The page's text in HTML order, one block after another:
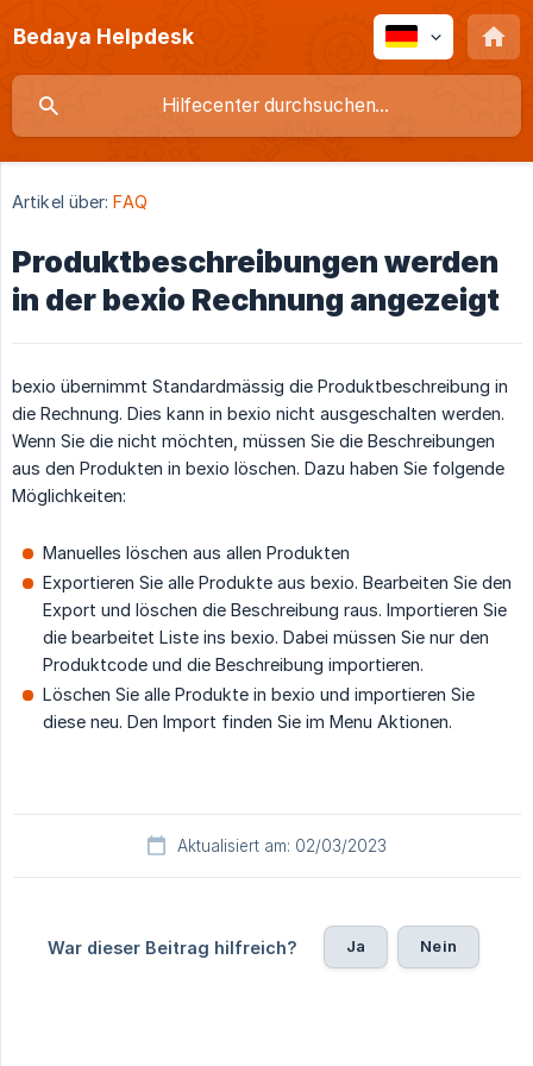
Bedaya Helpdesk
Artikel über: FAQ
Produktbeschreibungen werden
in der bexio Rechnung angezeigt
bexio übernimmt Standardmässig die Produktbeschreibung in
die Rechnung. Dies kann in bexio nicht ausgeschalten werden.
Wenn Sie die nicht möchten, müssen Sie die Beschreibungen
aus den Produkten in bexio löschen. Dazu haben Sie folgende
Möglichkeiten:
Manuelles löschen aus allen Produkten
Exportieren Sie alle Produkte aus bexio. Bearbeiten Sie den
Export und löschen die Beschreibung raus. Importieren Sie
die bearbeitet Liste ins bexio. Dabei müssen Sie nur den
Produktcode und die Beschreibung importieren.
Löschen Sie alle Produkte in bexio und importieren Sie
diese neu. Den Import finden Sie im Menu Aktionen.
Aktualisiert am: 02/03/2023
War dieser Beitrag hilfreich? Ja Nein